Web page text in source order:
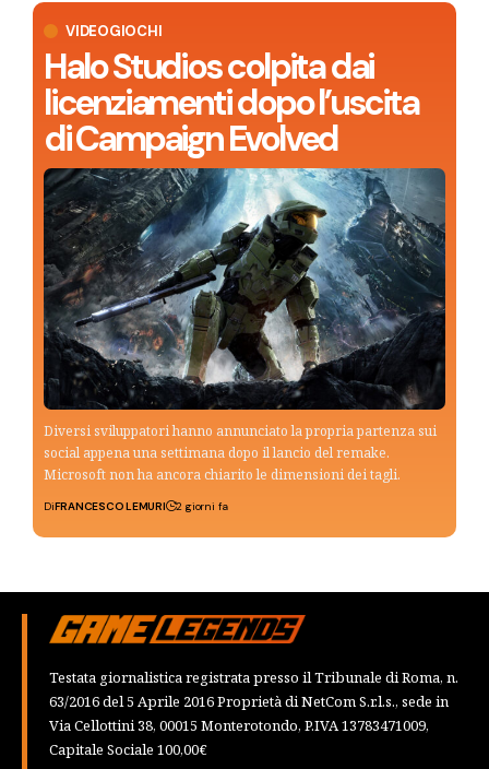
VIDEOGIOCHI
Halo Studios colpita dai
licenziamenti dopo l’uscita
di Campaign Evolved
Diversi sviluppatori hanno annunciato la propria partenza sui
social appena una settimana dopo il lancio del remake.
Microsoft non ha ancora chiarito le dimensioni dei tagli.
DiFRANCESCO LEMURI 2 giorni fa
Testata giornalistica registrata presso il Tribunale di Roma, n.
63/2016 del 5 Aprile 2016 Proprietà di NetCom S.r.l.s., sede in
Via Cellottini 38, 00015 Monterotondo, P.IVA 13783471009,
Capitale Sociale 100,00€